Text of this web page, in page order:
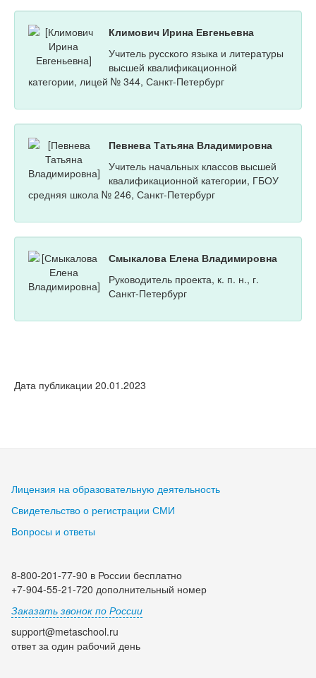
Климович Ирина Евгеньевна
Учитель русского языка и литературы
высшей квалификационной
категории, лицей № 344, Санкт-Петербург
Певнева Татьяна Владимировна
Учитель начальных классов высшей
квалификационной категории, ГБОУ
средняя школа № 246, Санкт-Петербург
Смыкалова Елена Владимировна
Руководитель проекта, к. п. н., г.
Санкт-Петербург
Дата публикации 20.01.2023
Лицензия на образовательную деятельность
Свидетельство о регистрации СМИ
Вопросы и ответы
8-800-201-77-90 в России бесплатно
+7-904-55-21-720 дополнительный номер
Заказать звонок по России
support@metaschool.ru
ответ за один рабочий день